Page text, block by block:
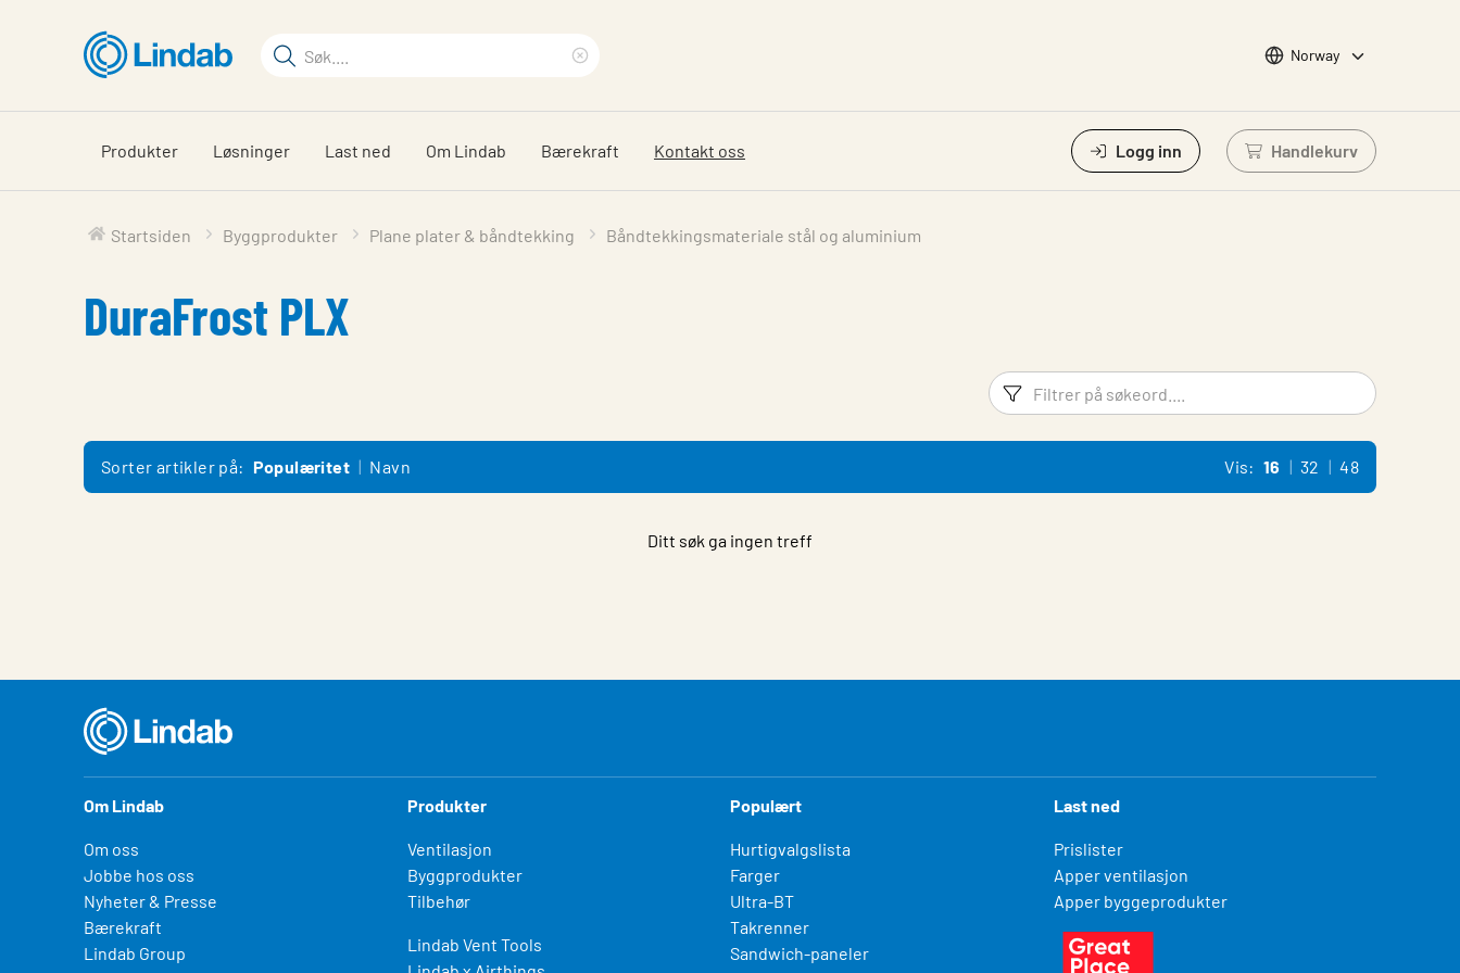
hovedinnhold
Søkeord
på
siden
search
phrase
Choose languge
Norway
Produkter Løsninger Last ned Om Lindab Bærekraft Kontakt oss Logg inn Handlekurv
Logg inn for å se
Startsiden Byggprodukter Plane plater & båndtekking Båndtekkingsmateriale stål og aluminium
DuraFrost PLX
Filtreringsord Filtrer
Sorter artikler på: Populæritet Navn Vis: 16 32 48
Ditt søk ga ingen treff
Om Lindab
Om oss
Jobbe hos oss
Nyheter & Presse
Bærekraft
Lindab Group
Produkter
Ventilasjon
Byggprodukter
Tilbehør
Lindab Vent Tools
Populært
Hurtigvalgslista
Farger
Ultra-BT
Takrenner
Sandwich-paneler
Last ned
Prislister
Apper ventilasjon
Apper byggeprodukter